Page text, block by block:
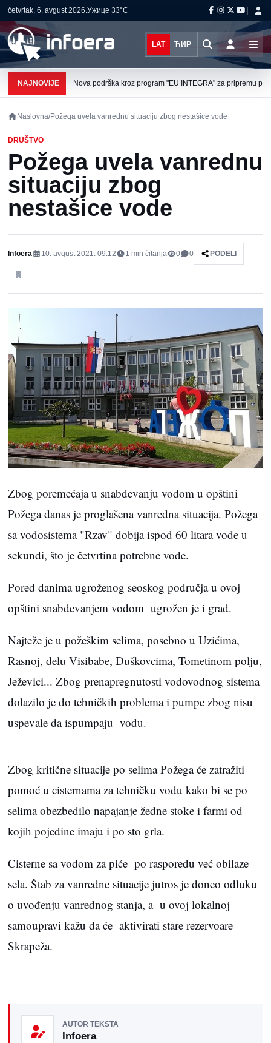
četvrtak, 6. avgust 2026.Ужице 33°C
LAT ЋИР
NAJNOVIJE Nova podrška kroz program "EU INTEGRA" za pripremu
Naslovna/Požega uvela vanrednu situaciju zbog nestašice vode
DRUŠTVO
Požega uvela vanrednu
situaciju zbog
nestašice vode
Infoera 10. avgust 2021. 09:12 1 min čitanja 0 0 PODELI
Zbog poremećaja u snabdevanju vodom u opštini
Požega danas je proglašena vanredna situacija. Požega
sa vodosistema "Rzav" dobija ispod 60 litara vode u
sekundi, što je četvrtina potrebne vode.
Pored danima ugroženog seoskog područja u ovoj
opštini snabdevanjem vodom ugrožen je i grad.
Najteže je u požeškim selima, posebno u Uzićima,
Rasnoj, delu Visibabe, Duškovcima, Tometinom polju,
Ježevici... Zbog prenapregnutosti vodovodnog sistema
dolazilo je do tehničkih problema i pumpe zbog nisu
uspevale da ispumpaju vodu.
Zbog kritične situacije po selima Požega će zatražiti
pomoć u cisternama za tehničku vodu kako bi se po
selima obezbedilo napajanje žedne stoke i farmi od
kojih pojedine imaju i po sto grla.
Cisterne sa vodom za piće po rasporedu već obilaze
sela. Štab za vanredne situacije jutros je doneo odluku
o uvođenju vanrednog stanja, a u ovoj lokalnoj
samoupravi kažu da će aktivirati stare rezervoare
Skrapeža.
AUTOR TEKSTA
Infoera